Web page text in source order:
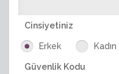
Cinsiyetiniz
Erkek Kadın
Güvenlik Kodu